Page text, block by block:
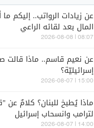
عن زيادات الرواتب.. إليكم ما
المال بعد لقائه الراعي
08:07 | 2026-08-08
عن نعيم قاسم.. ماذا قالت
إسرائيليّة؟
15:00 | 2026-08-07
ماذا يُطبخ للبنان؟ كلامٌ عن
لترامب وانسحاب إسرائيل
14:00 | 2026-08-07